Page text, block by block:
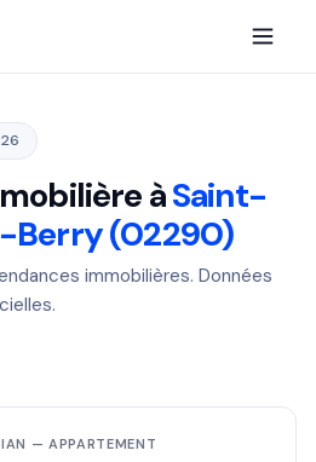
àSaint-
(02290)
immobilières. Données
— APPARTEMENT